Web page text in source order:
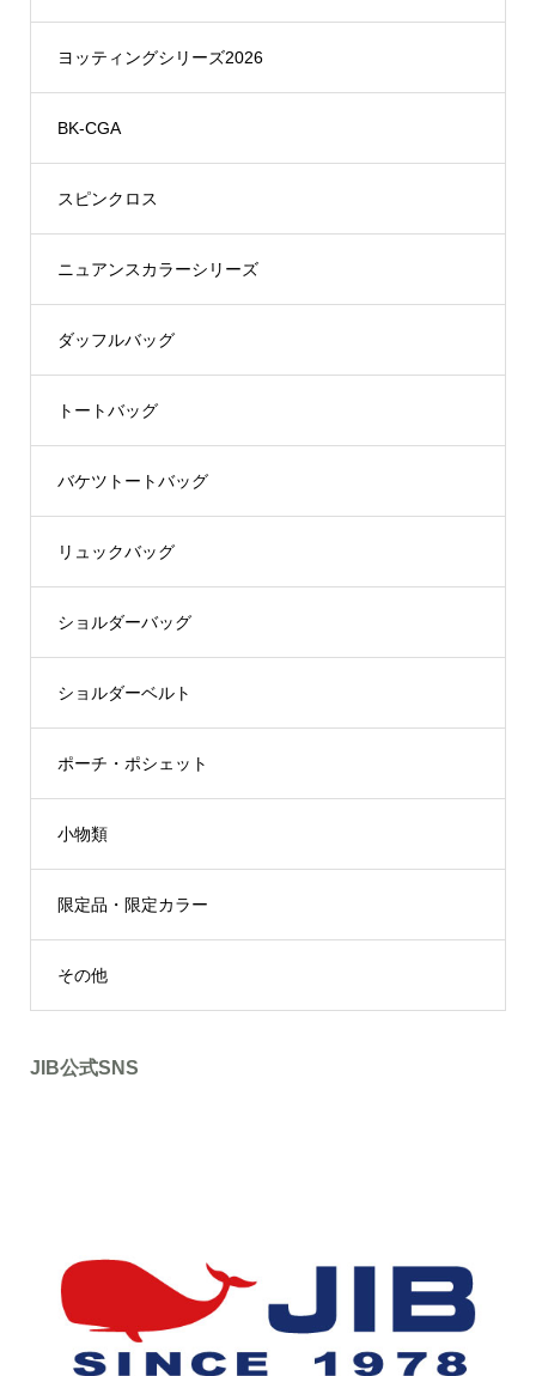
ヨッティングシリーズ2026
BK-CGA
スピンクロス
ニュアンスカラーシリーズ
ダッフルバッグ
トートバッグ
バケツトートバッグ
リュックバッグ
ショルダーバッグ
ショルダーベルト
ポーチ・ポシェット
小物類
限定品・限定カラー
その他
JIB公式SNS